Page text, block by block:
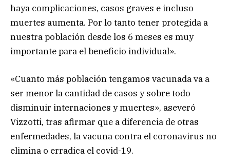
haya complicaciones, casos graves e incluso
muertes aumenta. Por lo tanto tener protegida a
nuestra población desde los 6 meses es muy
importante para el beneficio individual».
«Cuanto más población tengamos vacunada va a
ser menor la cantidad de casos y sobre todo
disminuir internaciones y muertes», aseveró
Vizzotti, tras afirmar que a diferencia de otras
enfermedades, la vacuna contra el coronavirus no
elimina o erradica el covid-19.